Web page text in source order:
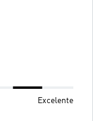
Excelente